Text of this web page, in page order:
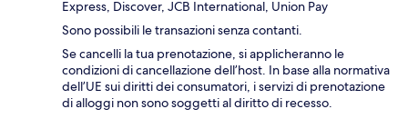
Express, Discover, JCB International, Union Pay
Sono possibili le transazioni senza contanti.
Se cancelli la tua prenotazione, si applicheranno le
condizioni di cancellazione dell’host. In base alla normativa
dell’UE sui diritti dei consumatori, i servizi di prenotazione
di alloggi non sono soggetti al diritto di recesso.